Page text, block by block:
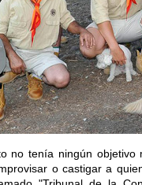
no tenía ningún
o castigar a